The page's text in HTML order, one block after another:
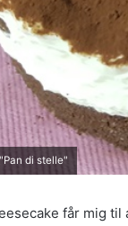
di stelle"
får mig